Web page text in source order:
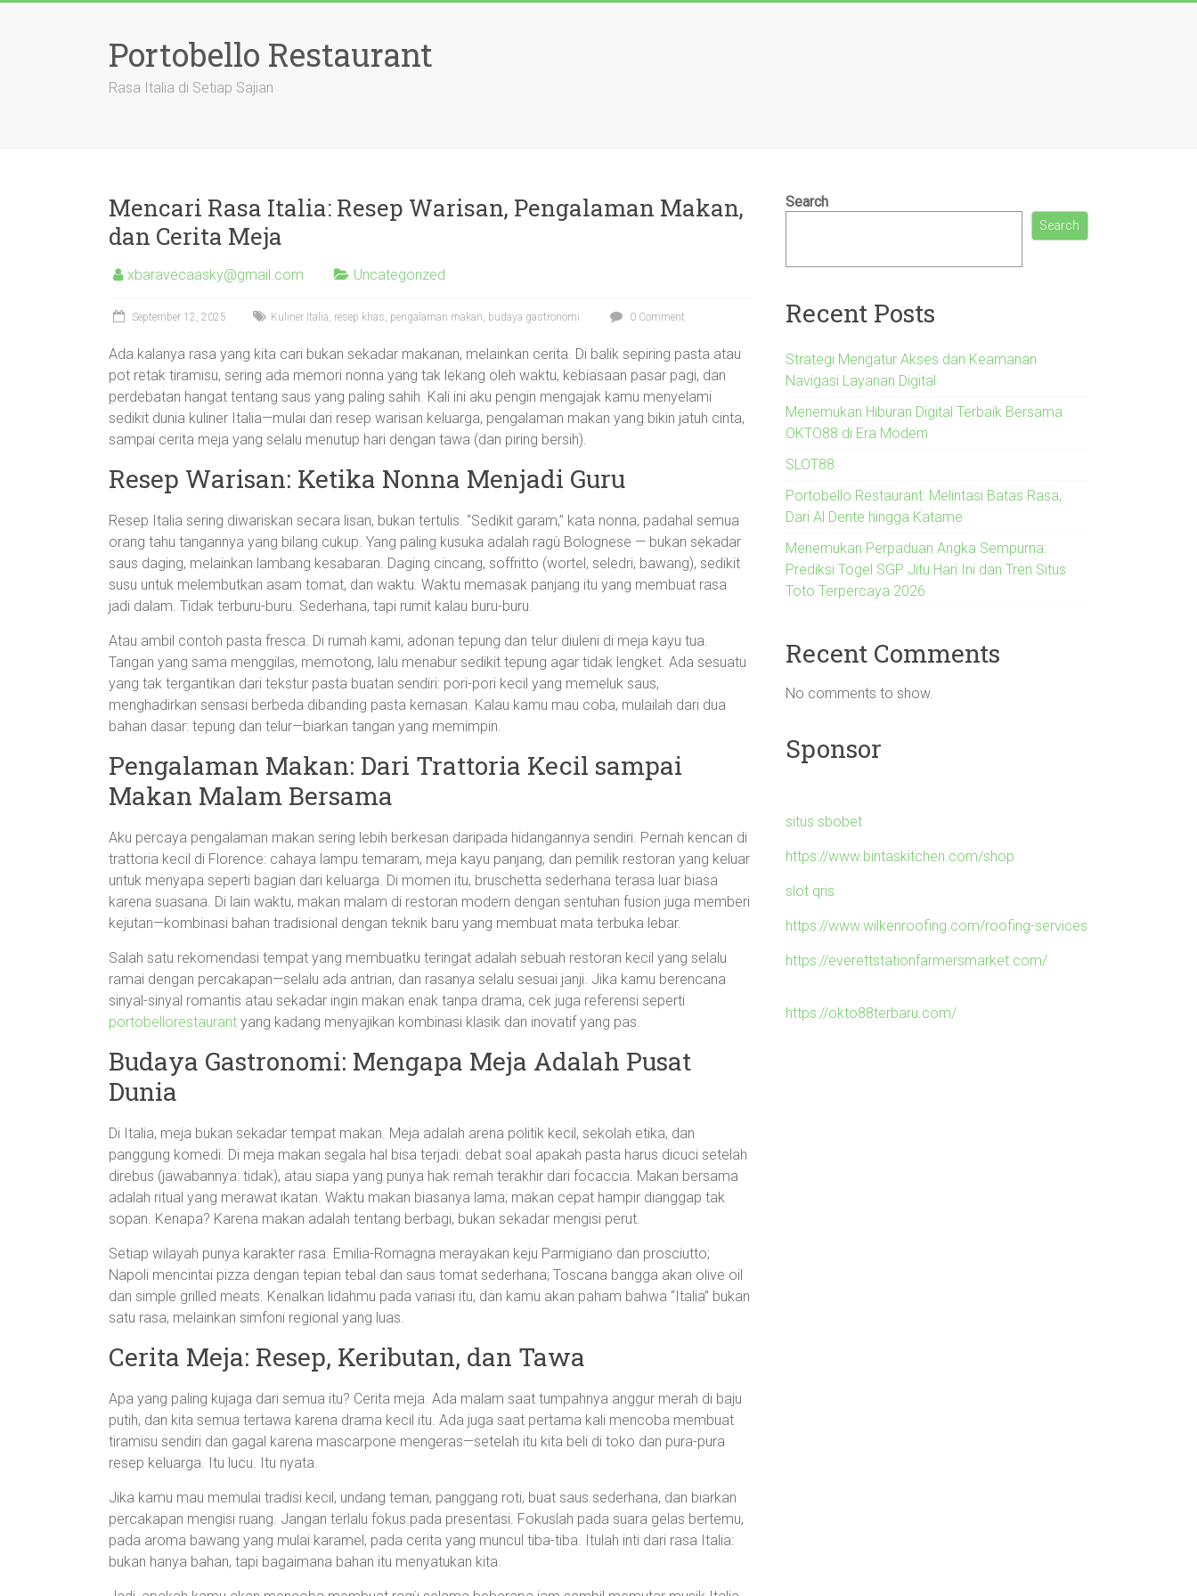
Portobello Restaurant
Rasa Italia di Setiap Sajian
Mencari Rasa Italia: Resep Warisan, Pengalaman Makan,
dan Cerita Meja
xbaravecaasky@gmail.com Uncategorized
September 12, 2025 Kuliner Italia, resep khas, pengalaman makan, budaya gastronomi 0 Comment
Ada kalanya rasa yang kita cari bukan sekadar makanan, melainkan cerita. Di balik sepiring pasta atau
pot retak tiramisu, sering ada memori nonna yang tak lekang oleh waktu, kebiasaan pasar pagi, dan
perdebatan hangat tentang saus yang paling sahih. Kali ini aku pengin mengajak kamu menyelami
sedikit dunia kuliner Italia—mulai dari resep warisan keluarga, pengalaman makan yang bikin jatuh cinta,
sampai cerita meja yang selalu menutup hari dengan tawa (dan piring bersih).
Resep Warisan: Ketika Nonna Menjadi Guru
Resep Italia sering diwariskan secara lisan, bukan tertulis. “Sedikit garam,” kata nonna, padahal semua
orang tahu tangannya yang bilang cukup. Yang paling kusuka adalah ragù Bolognese — bukan sekadar
saus daging, melainkan lambang kesabaran. Daging cincang, soffritto (wortel, seledri, bawang), sedikit
susu untuk melembutkan asam tomat, dan waktu. Waktu memasak panjang itu yang membuat rasa
jadi dalam. Tidak terburu-buru. Sederhana, tapi rumit kalau buru-buru.
Atau ambil contoh pasta fresca. Di rumah kami, adonan tepung dan telur diuleni di meja kayu tua.
Tangan yang sama menggilas, memotong, lalu menabur sedikit tepung agar tidak lengket. Ada sesuatu
yang tak tergantikan dari tekstur pasta buatan sendiri: pori-pori kecil yang memeluk saus,
menghadirkan sensasi berbeda dibanding pasta kemasan. Kalau kamu mau coba, mulailah dari dua
bahan dasar: tepung dan telur—biarkan tangan yang memimpin.
Pengalaman Makan: Dari Trattoria Kecil sampai
Makan Malam Bersama
Aku percaya pengalaman makan sering lebih berkesan daripada hidangannya sendiri. Pernah kencan di
trattoria kecil di Florence: cahaya lampu temaram, meja kayu panjang, dan pemilik restoran yang keluar
untuk menyapa seperti bagian dari keluarga. Di momen itu, bruschetta sederhana terasa luar biasa
karena suasana. Di lain waktu, makan malam di restoran modern dengan sentuhan fusion juga memberi
kejutan—kombinasi bahan tradisional dengan teknik baru yang membuat mata terbuka lebar.
Salah satu rekomendasi tempat yang membuatku teringat adalah sebuah restoran kecil yang selalu
ramai dengan percakapan—selalu ada antrian, dan rasanya selalu sesuai janji. Jika kamu berencana
sinyal-sinyal romantis atau sekadar ingin makan enak tanpa drama, cek juga referensi seperti
portobellorestaurant yang kadang menyajikan kombinasi klasik dan inovatif yang pas.
Budaya Gastronomi: Mengapa Meja Adalah Pusat
Dunia
Di Italia, meja bukan sekadar tempat makan. Meja adalah arena politik kecil, sekolah etika, dan
panggung komedi. Di meja makan segala hal bisa terjadi: debat soal apakah pasta harus dicuci setelah
direbus (jawabannya: tidak), atau siapa yang punya hak remah terakhir dari focaccia. Makan bersama
adalah ritual yang merawat ikatan. Waktu makan biasanya lama; makan cepat hampir dianggap tak
sopan. Kenapa? Karena makan adalah tentang berbagi, bukan sekadar mengisi perut.
Setiap wilayah punya karakter rasa. Emilia-Romagna merayakan keju Parmigiano dan prosciutto;
Napoli mencintai pizza dengan tepian tebal dan saus tomat sederhana; Toscana bangga akan olive oil
dan simple grilled meats. Kenalkan lidahmu pada variasi itu, dan kamu akan paham bahwa “Italia” bukan
satu rasa, melainkan simfoni regional yang luas.
Cerita Meja: Resep, Keributan, dan Tawa
Apa yang paling kujaga dari semua itu? Cerita meja. Ada malam saat tumpahnya anggur merah di baju
putih, dan kita semua tertawa karena drama kecil itu. Ada juga saat pertama kali mencoba membuat
tiramisu sendiri dan gagal karena mascarpone mengeras—setelah itu kita beli di toko dan pura-pura
resep keluarga. Itu lucu. Itu nyata.
Jika kamu mau memulai tradisi kecil, undang teman, panggang roti, buat saus sederhana, dan biarkan
percakapan mengisi ruang. Jangan terlalu fokus pada presentasi. Fokuslah pada suara gelas bertemu,
pada aroma bawang yang mulai karamel, pada cerita yang muncul tiba-tiba. Itulah inti dari rasa Italia:
bukan hanya bahan, tapi bagaimana bahan itu menyatukan kita.
Search
Search
Recent Posts
Strategi Mengatur Akses dan Keamanan
Navigasi Layanan Digital
Menemukan Hiburan Digital Terbaik Bersama
OKTO88 di Era Modern
SLOT88
Portobello Restaurant: Melintasi Batas Rasa,
Dari Al Dente hingga Katame
Menemukan Perpaduan Angka Sempurna:
Prediksi Togel SGP Jitu Hari Ini dan Tren Situs
Toto Terpercaya 2026
Recent Comments
No comments to show.
Sponsor
situs sbobet
https://www.bintaskitchen.com/shop
slot qris
https://www.wilkenroofing.com/roofing-services
https://everettstationfarmersmarket.com/
https://okto88terbaru.com/